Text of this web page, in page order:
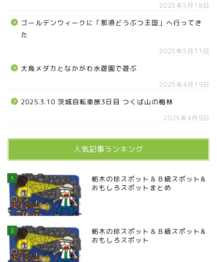
2025年5月18日
ゴールデンウィークに「那須どうぶつ王国」へ行ってき
た
2025年5月11日
大鳥メダカとなかがわ水遊園で遊ぶ
2025年4月19日
2025.3.10 茨城自転車旅3日目 つくば山の梅林
2025年4月9日
人気記事ランキング
1
栃木の珍スポット＆Ｂ級スポット&
おもしろスポットまとめ
2
栃木の珍スポット＆Ｂ級スポット&
おもしろスポット